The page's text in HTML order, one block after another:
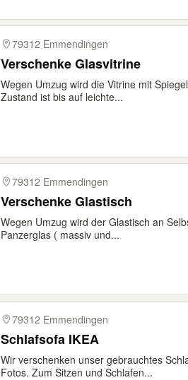
79312 Emmendingen
Verschenke Glasvitrine
Wegen Umzug wird die Vitrine mit
Zustand ist bis auf leichte...
79312 Emmendingen
Verschenke Glastisch
Wegen Umzug wird der Glastisch an
Panzerglas ( massiv und...
79312 Emmendingen
Schlafsofa IKEA
Wir verschenken unser gebrauchtes
Fotos. Zum Sitzen und Schlafen...